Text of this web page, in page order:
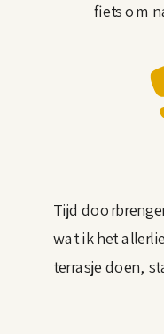
Tijd
wat ik het
terrasje doen,
fiets om